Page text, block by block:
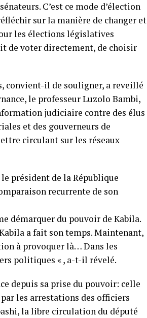
C’est ce mode d’élection
sur la manière de changer et
les élections législatives
de voter directement, de choisir
convient-il de souligner, a reveillé
le professeur Luzolo Bambi,
judiciaire contre des élus
et des gouverneurs de
circulant sur les réseaux
président de la République
recurrente de son
démarquer du pouvoir de Kabila.
a fait son temps. Maintenant,
à provoquer là… Dans les
politiques « , a-t-il révelé.
depuis sa prise du pouvoir: celle
les arrestations des officiers
la libre circulation du député